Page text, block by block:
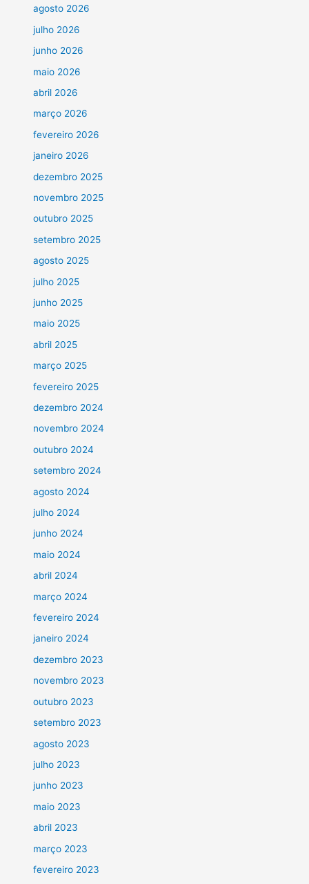
agosto 2026
julho 2026
junho 2026
maio 2026
abril 2026
março 2026
fevereiro 2026
janeiro 2026
dezembro 2025
novembro 2025
outubro 2025
setembro 2025
agosto 2025
julho 2025
junho 2025
maio 2025
abril 2025
março 2025
fevereiro 2025
dezembro 2024
novembro 2024
outubro 2024
setembro 2024
agosto 2024
julho 2024
junho 2024
maio 2024
abril 2024
março 2024
fevereiro 2024
janeiro 2024
dezembro 2023
novembro 2023
outubro 2023
setembro 2023
agosto 2023
julho 2023
junho 2023
maio 2023
abril 2023
março 2023
fevereiro 2023